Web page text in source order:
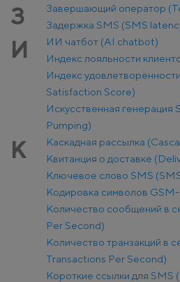
З
Завершающий оператор
Задержка SMS (SMS
И
ИИ чатбот (AI chatbot)
Индекс лояльности
Индекс
Satisfaction Score)
Искусственная генерация
Pumping)
К
Каскадная рассылка
Квитанция о доставке
Ключевое слово SMS
Кодировка символов
Количество сообщений в
Per Second)
Количество транзакций в
Transactions Per Second)
Короткие ссылки для SMS